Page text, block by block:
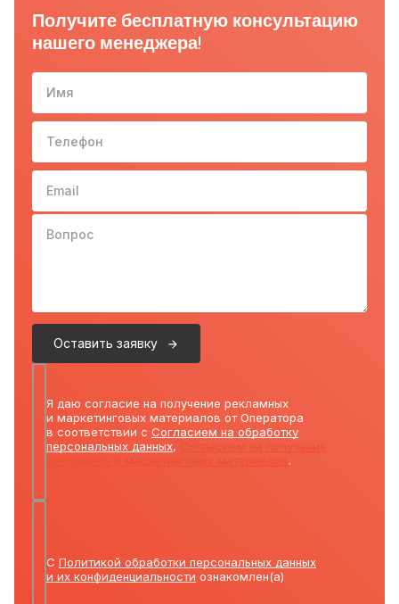
Получите бесплатную консультацию
нашего менеджера!
Имя
Телефон 10-
Email
Вопрос
Оставить заявку
Я даю согласие на получение рекламных
и маркетинговых материалов от Оператора
в соответствии с Согласием на обработку
персональных данных,
.
С Политикой обработки персональных данных
и их конфиденциальности ознакомлен(а)